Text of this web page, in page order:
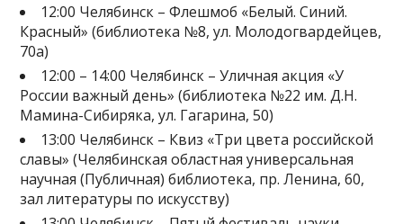
12:00 Челябинск – Флешмоб «Белый. Синий.
Красный» (библиотека №8, ул. Молодогвардейцев,
70а)
12:00 – 14:00 Челябинск – Уличная акция «У
России важный день» (библиотека №22 им. Д.Н.
Мамина-Сибиряка, ул. Гагарина, 50)
13:00 Челябинск – Квиз «Три цвета российской
славы» (Челябинская областная универсальная
научная (Публичная) библиотека, пр. Ленина, 60,
зал литературы по искусству)